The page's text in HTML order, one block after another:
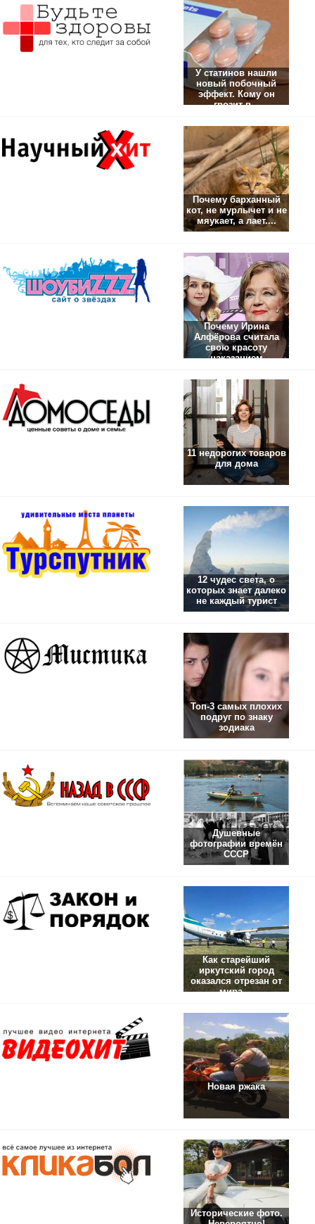
У статинов нашли
новый побочный
эффект. Кому он
грозит в...
Почему барханный
кот, не мурлычет и не
мяукает, а лает....
Почему Ирина
Алфёрова считала
свою красоту
наказанием
11 недорогих товаров
для дома
12 чудес света, о
которых знает далеко
не каждый турист
Топ-3 самых плохих
подруг по знаку
зодиака
Душевные
фотографии времён
СССР
Как старейший
иркутский город
оказался отрезан от
мира....
Новая ржака
Исторические фото.